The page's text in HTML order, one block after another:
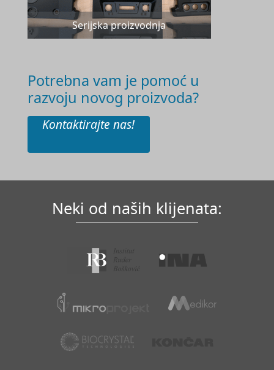
Serijska proizvodnja
Potrebna vam je pomoć u
razvoju novog proizvoda?
Kontaktirajte nas!
Neki od naših klijenata: